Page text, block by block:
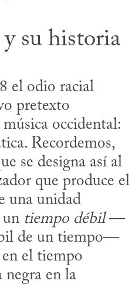
su historia
el odio racial
pretexto
occidental:
Recordemos,
se designa así al
que produce el
una unidad
un tiempo débil —
de un tiempo—
el tiempo
negra en la